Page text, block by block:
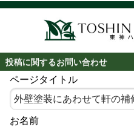
投稿に関するお問い合わせ
ページタイトル
お名前